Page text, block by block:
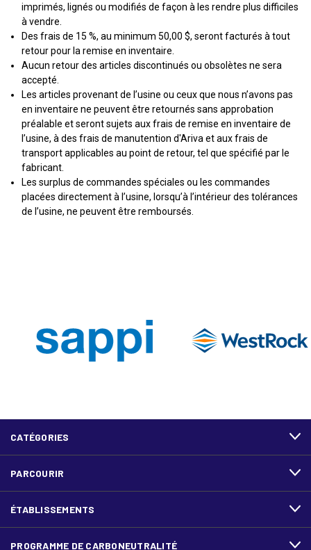
imprimés, lignés ou modifiés de façon à les rendre plus difficiles
à vendre.
Des frais de 15 %, au minimum 50,00 $, seront facturés à tout
retour pour la remise en inventaire.
Aucun retour des articles discontinués ou obsolètes ne sera
accepté.
Les articles provenant de l’usine ou ceux que nous n’avons pas
en inventaire ne peuvent être retournés sans approbation
préalable et seront sujets aux frais de remise en inventaire de
l’usine, à des frais de manutention d'Ariva et aux frais de
transport applicables au point de retour, tel que spécifié par le
fabricant.
Les surplus de commandes spéciales ou les commandes
placées directement à l’usine, lorsqu’à l’intérieur des tolérances
de l’usine, ne peuvent être remboursés.
CATÉGORIES
PARCOURIR
ÉTABLISSEMENTS
PROGRAMME DE CARBONEUTRALITÉ